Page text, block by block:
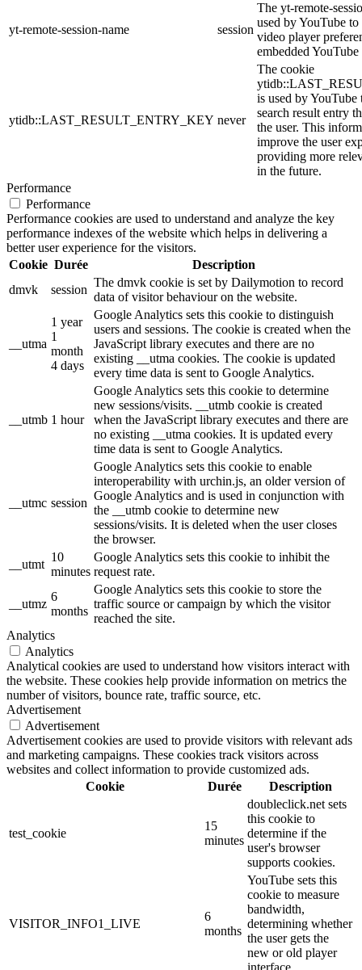
yt-remote-session-name session
The yt-remote-
used by YouTube to
video player
embedded
ytidb::LAST_RESULT_ENTRY_KEY never
The cookie
is used by YouTube
search result entry
the user. This
improve the user
providing more
in the future.
Performance
Performance
Performance cookies are used to understand and analyze the key
performance indexes of the website which helps in delivering a
better user experience for the visitors.
Cookie Durée
Description
dmvk
session
The dmvk cookie is set by Dailymotion to record
data of visitor behaviour on the website.
__utma
1 year
1
month
4 days
Google Analytics sets this cookie to distinguish
users and sessions. The cookie is created when the
JavaScript library executes and there are no
existing __utma cookies. The cookie is updated
every time data is sent to Google Analytics.
__utmb 1 hour
Google Analytics sets this cookie to determine
new sessions/visits. __utmb cookie is created
when the JavaScript library executes and there are
no existing __utma cookies. It is updated every
time data is sent to Google Analytics.
__utmc session
Google Analytics sets this cookie to enable
interoperability with urchin.js, an older version of
Google Analytics and is used in conjunction with
the __utmb cookie to determine new
sessions/visits. It is deleted when the user closes
the browser.
__utmt
10
minutes
Google Analytics sets this cookie to inhibit the
request rate.
__utmz
6
months
Google Analytics sets this cookie to store the
traffic source or campaign by which the visitor
reached the site.
Analytics
Analytics
Analytical cookies are used to understand how visitors interact with
the website. These cookies help provide information on metrics the
number of visitors, bounce rate, traffic source, etc.
Advertisement
Advertisement
Advertisement cookies are used to provide visitors with relevant ads
and marketing campaigns. These cookies track visitors across
websites and collect information to provide customized ads.
Cookie
Durée Description
test_cookie
15
minutes
doubleclick.net sets
this cookie to
determine if the
user's browser
supports cookies.
VISITOR_INFO1_LIVE
6
months
YouTube sets this
cookie to measure
bandwidth,
determining whether
the user gets the
new or old player